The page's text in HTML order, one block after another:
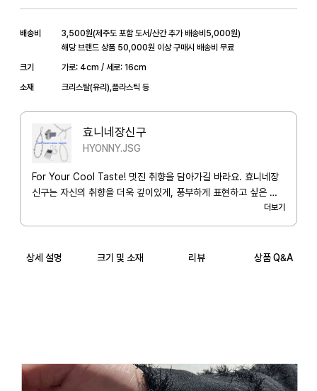
*스트랩 길이 : 약 16cm (오차범위 약1cm)
10mm 투명 아크릴 구슬
3mm & 4mm 플라스틱 시드 비즈
﻿*선물포장 :
소중한 이에게 전하는 마음, 깔끔한 블랙 박스에 장신구와 어울리는 느낌
배송비 3,500원(제주도 포함 도서/산간 추가 배송비5,000원)
해당 브랜드 상품 50,000원 이상 구매시 배송비 무료
크기
가로: 4cm / 세로: 16cm
소재
크리스탈(유리),플라스틱 등
효니네장신구
HYONNY.JSG
For Your Cool Taste! 멋진 취향을 담아가길 바라요. 효니네장
신구는 자신의 취향을 더욱 깊이있게, 풍부하게 표현하고 싶은 사
더보기
상세 설명 크기 및 소재 리뷰 상품 Q&A